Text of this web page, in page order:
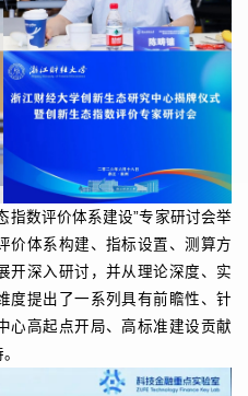
指数评价体系建设”专家研讨会举
价体系构建、指标设置、测算方
开深入研讨，并从理论深度、实
度提出了一系列具有前瞻性、针
心高起点开局、高标准建设贡献